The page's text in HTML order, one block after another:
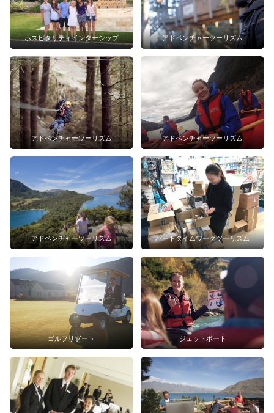
ホスピタリティインターシップ アドベンチャーツーリズム
アドベンチャーツーリズム アドベンチャーツーリズム
アドベンチャーツーリズム パートタイムワークツーリズム
ゴルフリゾート ジェットボート